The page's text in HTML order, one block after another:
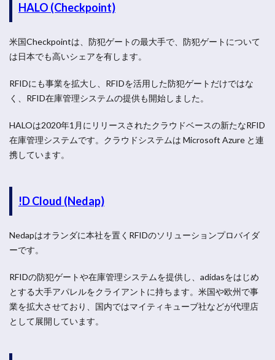
HALO (Checkpoint)
米国Checkpointは、防犯ゲートの最大手で、防犯ゲートについて
は日本でも高いシェアを有します。
RFIDにも事業を拡大し、RFIDを活用した防犯ゲートだけではな
く、RFID在庫管理システムの提供も開始しました。
HALOは2020年1月にリリースされたクラウドベースの新たなRFID
在庫管理システムです。クラウドシステムは Microsoft Azure と連
携しています。
!D Cloud (Nedap)
Nedapはオランダに本社を置くRFIDのソリューションプロバイダ
ーです。
RFIDの防犯ゲートや在庫管理システムを提供し、adidasをはじめ
とする大手アパレルをクライアントに持ちます。米国や欧州で事
業を拡大させており、国内ではマイティキューブ社などが代理店
として展開しています。